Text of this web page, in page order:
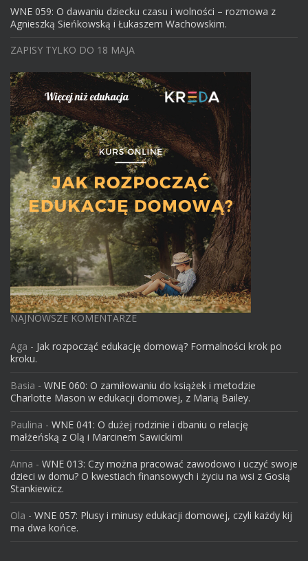
WNE 059: O dawaniu dziecku czasu i wolności – rozmowa z
Agnieszką Sieńkowską i Łukaszem Wachowskim.
ZAPISY TYLKO DO 18 MAJA
NAJNOWSZE KOMENTARZE
Aga - Jak rozpocząć edukację domową? Formalności krok po
kroku.
Basia - WNE 060: O zamiłowaniu do książek i metodzie
Charlotte Mason w edukacji domowej, z Marią Bailey.
Paulina - WNE 041: O dużej rodzinie i dbaniu o relację
małżeńską z Olą i Marcinem Sawickimi
Anna - WNE 013: Czy można pracować zawodowo i uczyć swoje
dzieci w domu? O kwestiach finansowych i życiu na wsi z Gosią
Stankiewicz.
Ola - WNE 057: Plusy i minusy edukacji domowej, czyli każdy kij
ma dwa końce.